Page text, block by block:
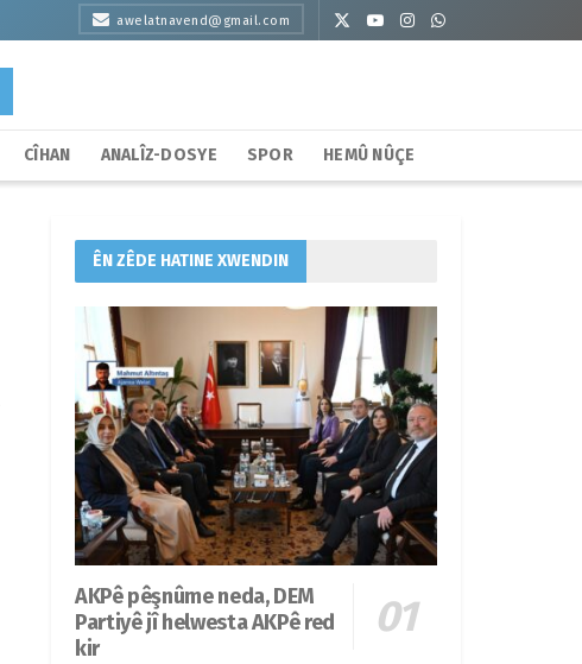
awelatnavend@gmail.com
CÎHAN ANALÎZ-DOSYE SPOR HEMÛ NÛÇE
ÊN ZÊDE HATINE XWENDIN
AKPê pêşnûme neda, DEM
Partiyê jî helwesta AKPê red
kir